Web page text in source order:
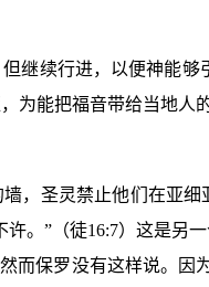
继续行进，以便神能
为能把福音带给当地人
，圣灵禁止他们在亚细
。 ”（徒16:7）这是另
而保罗没有这样说。